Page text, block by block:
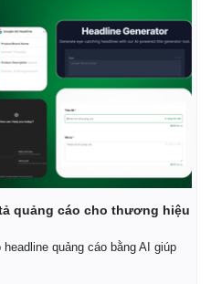
quảng cáo cho thương hiệu
quảng cáo bằng AI giúp